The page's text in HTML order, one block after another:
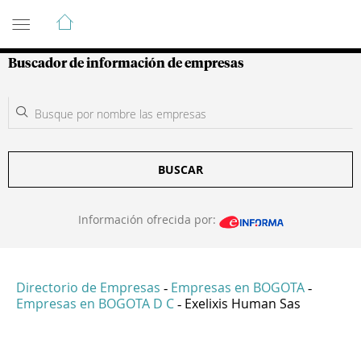
Guía de Empresas Colombianas
Buscador de información de empresas
BUSCAR
Información ofrecida por:
Directorio de Empresas - Empresas en BOGOTA -
Empresas en BOGOTA D C - Exelixis Human Sas